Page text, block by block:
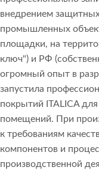
внедрением
промышленных
площадки, на
ключ") и РФ
огромный опыт в
запустила
покрытий ITALICA
помещений. При
к требованиям
компонентов и
производственной